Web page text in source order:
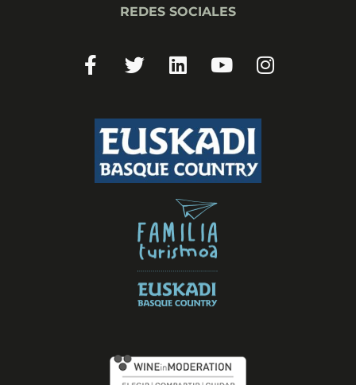
REDES SOCIALES
f